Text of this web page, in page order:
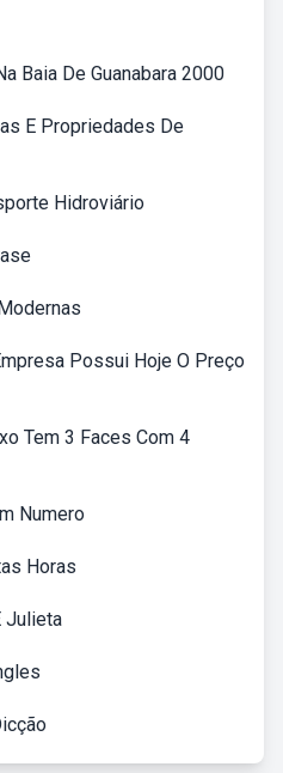
Baia De Guanabara 2000
E Propriedades De
Hidroviário
Possui Hoje O Preço
Tem 3 Faces Com 4
Numero
Horas
Julieta